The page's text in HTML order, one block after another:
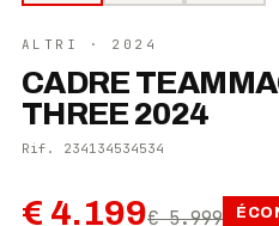
ALTRI · 2024
CADRE
THREE 2024
Rif. 234134534534
€ 4.199€ 5.999